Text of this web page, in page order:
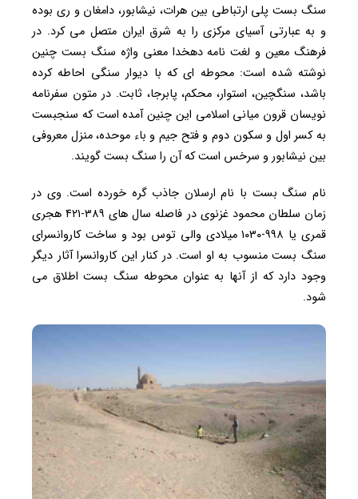
سنگ بست پلی ارتباطی بین هرات، نیشابور، دامغان و ری بوده
و به عبارتی آسیای مرکزی را به شرق ایران متصل می کرد. در
فرهنگ معین و لغت نامه دهخدا معنی واژه سنگ بست چنین
نوشته شده است: محوطه ای که با دیوار سنگی احاطه کرده
باشد، سنگچین، استوار، محکم، پابرجا، ثابت. در متون سفرنامه
نویسان قرون میانی اسلامی این چنین آمده است که سنجبست
به کسر اول و سکون دوم و فتح جیم و باء موحده، منزل معروفی
بین نیشابور و سرخس است که آن را سنگ بست گویند.
نام سنگ بست با نام ارسلان جاذب گره خورده است. وی در
زمان سلطان محمود غزنوی در فاصله سال های ۳۸۹-۴۲۱ هجری
قمری یا ۹۹۸-۱۰۳۰ میلادی والی توس بود و ساخت کاروانسرای
سنگ بست منسوب به او است. در کنار این کاروانسرا آثار دیگر
وجود دارد که از آنها به عنوان محوطه سنگ بست اطلاق می
شود.